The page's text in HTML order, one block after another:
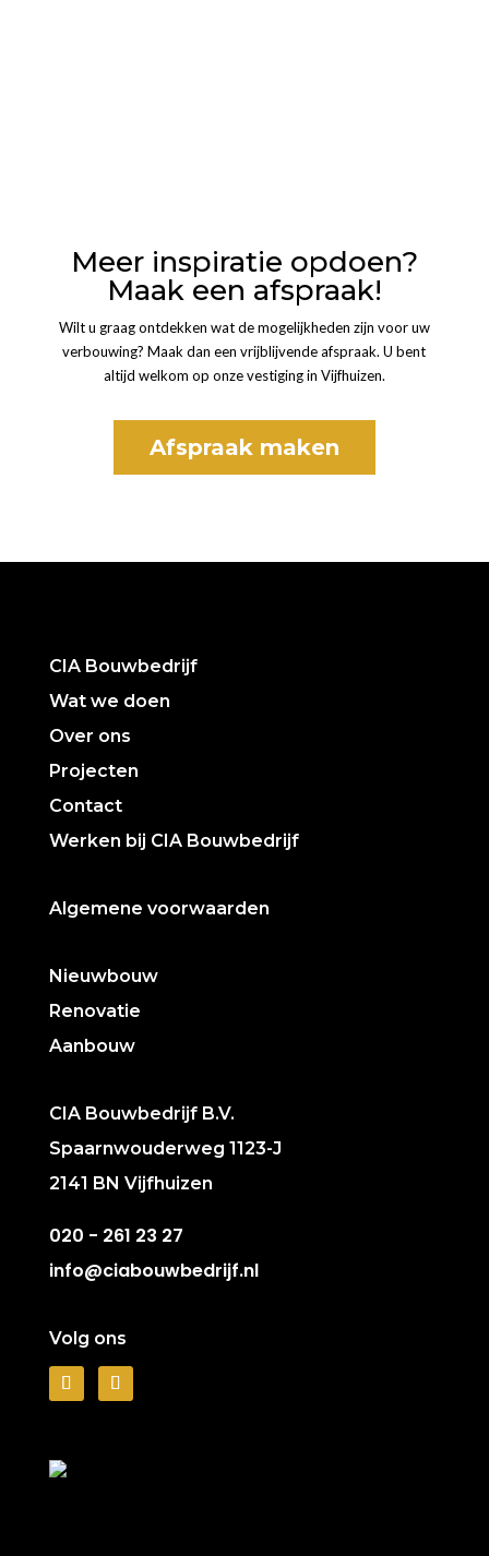
Meer inspiratie opdoen?
Maak een afspraak!
Wilt u graag ontdekken wat de mogelijkheden zijn voor uw
verbouwing? Maak dan een vrijblijvende afspraak. U bent
altijd welkom op onze vestiging in Vijfhuizen.
Afspraak maken
CIA Bouwbedrijf
Wat we doen
Over ons
Projecten
Contact
Werken bij CIA Bouwbedrijf
Algemene voorwaarden
Nieuwbouw
Renovatie
Aanbouw
CIA Bouwbedrijf B.V.
Spaarnwouderweg 1123-J
2141 BN Vijfhuizen
020 - 261 23 27
info@ciabouwbedrijf.nl
Volg ons